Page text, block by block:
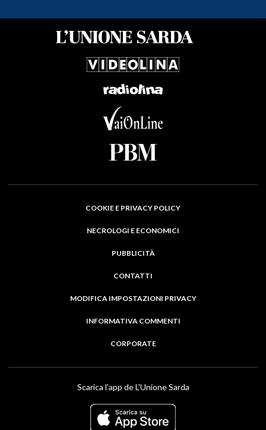
COOKIE E PRIVACY POLICY
NECROLOGI E ECONOMICI
PUBBLICITÀ
CONTATTI
MODIFICA IMPOSTAZIONI PRIVACY
INFORMATIVA COMMENTI
CORPORATE
Scarica l'app de L'Unione Sarda